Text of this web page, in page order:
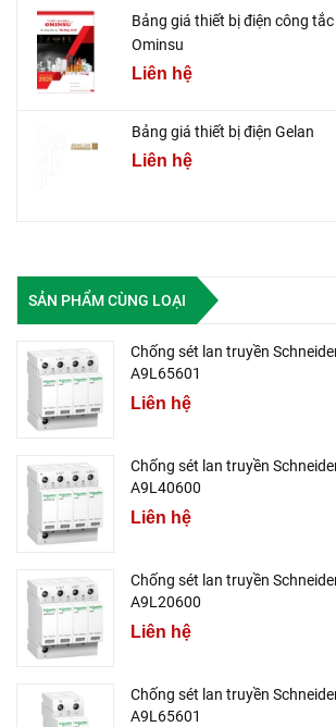
Bảng giá thiết bị điện công
Ominsu
Liên hệ
Bảng giá thiết bị điện Gelan
Liên hệ
SẢN PHẨM CÙNG LOẠI
Chống sét lan truyền
A9L65601
Liên hệ
Chống sét lan truyền
A9L40600
Liên hệ
Chống sét lan truyền
A9L20600
Liên hệ
Chống sét lan truyền
A9L65601